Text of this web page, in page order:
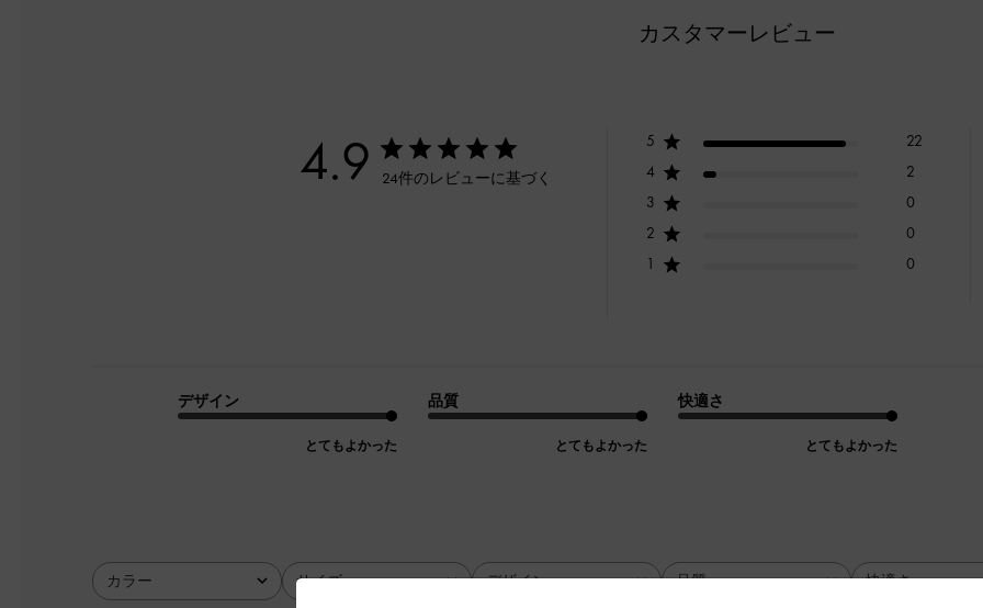
カスタマーレビュー
4.9 24件のレビューに基づく
5
22
4
2
3
0
2
0
1
0
デザイン
とてもよかった
品質
とてもよかった
快適さ
とてもよかった
カラー
全て サイズ デザイン 品質 快適さ